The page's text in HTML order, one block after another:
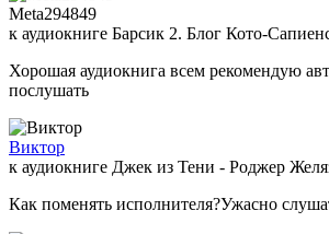
Meta294849
к аудиокниге Барсик 2. Блог Кото-
Хорошая аудиокнига всем рекомендую
послушать
Виктор
к аудиокниге Джек из Тени - Роджер
Как поменять исполнителя?Ужасно